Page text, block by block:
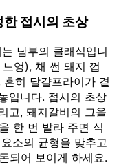
접시의 초상
남부의 클래식입니
엉), 채 썬 돼지 껍
히 달걀프라이가 곁
입니다. 접시의 초상
고, 돼지갈비의 그을
한 번 발라 주면 식
소의 균형을 맞추고
되어 보이게 하세요.